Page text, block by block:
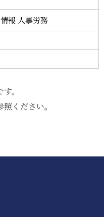
報 人事労務
。
照ください。